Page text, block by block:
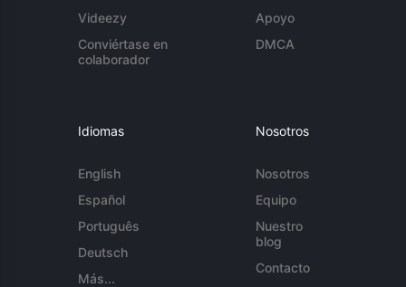
Videezy
Conviértase en
colaborador
Apoyo
DMCA
Idiomas
English
Español
Português
Deutsch
Más...
Nosotros
Nosotros
Equipo
Nuestro
blog
Contacto